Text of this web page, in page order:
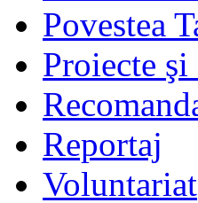
Povestea
Proiecte
Reportaj
Voluntariat